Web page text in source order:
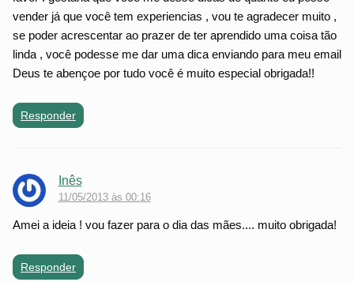
vender já que você tem experiencias , vou te agradecer muito ,
se poder acrescentar ao prazer de ter aprendido uma coisa tão
linda , você podesse me dar uma dica enviando para meu email
Deus te abençoe por tudo você é muito especial obrigada!!
Responder
Inês
11/05/2013 às 00:16
Amei a ideia ! vou fazer para o dia das mães.... muito obrigada!
Responder